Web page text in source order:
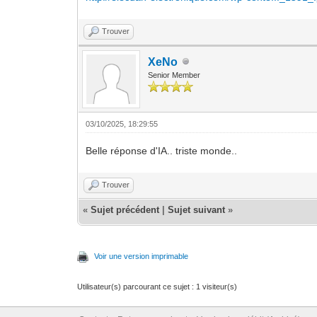
Trouver
XeNo
Senior Member
03/10/2025, 18:29:55
Belle réponse d'IA.. triste monde..
Trouver
«Sujet précédent |Sujet suivant »
Voir une version imprimable
Utilisateur(s) parcourant ce sujet : 1 visiteur(s)